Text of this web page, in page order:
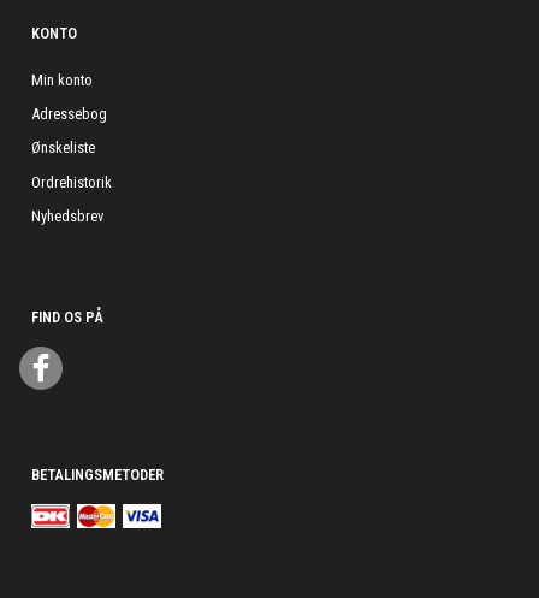
KONTO
Min konto
Adressebog
Ønskeliste
Ordrehistorik
Nyhedsbrev
FIND OS PÅ
BETALINGSMETODER